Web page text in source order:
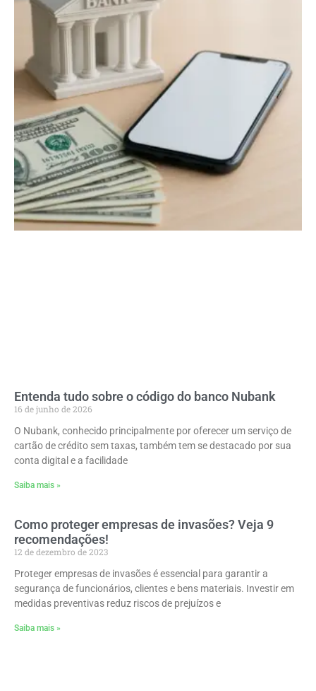
Entenda tudo sobre o código do banco Nubank
16 de junho de 2026
O Nubank, conhecido principalmente por oferecer um serviço de
cartão de crédito sem taxas, também tem se destacado por sua
conta digital e a facilidade
Saiba mais »
Como proteger empresas de invasões? Veja 9
recomendações!
12 de dezembro de 2023
Proteger empresas de invasões é essencial para garantir a
segurança de funcionários, clientes e bens materiais. Investir em
medidas preventivas reduz riscos de prejuízos e
Saiba mais »